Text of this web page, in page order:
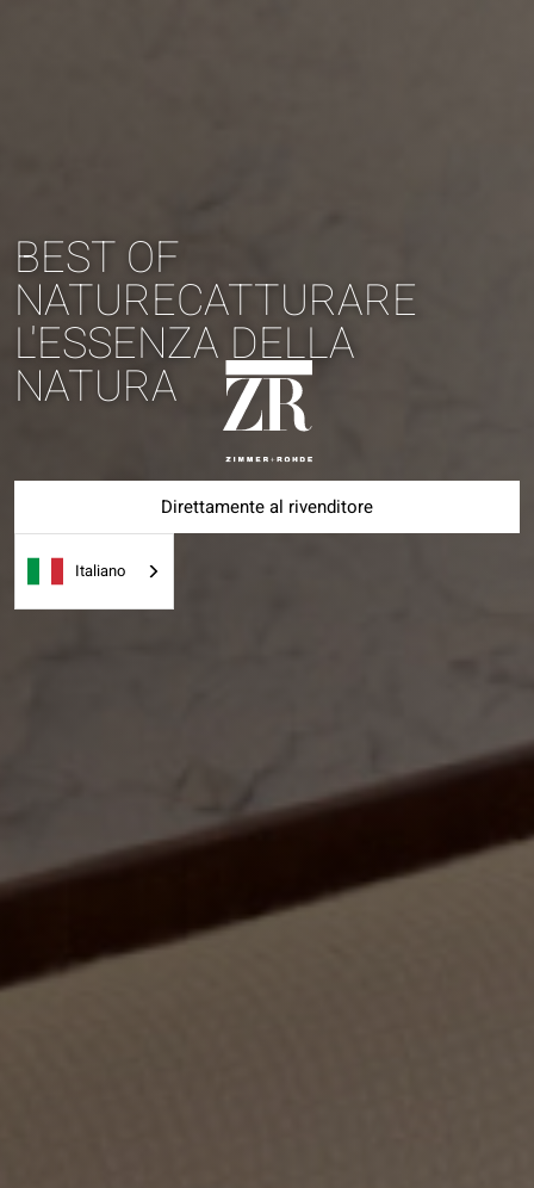
BEST OF
NATURECATTURARE
L'ESSENZA DELLA
NATURA
Direttamente al rivenditore
Italiano